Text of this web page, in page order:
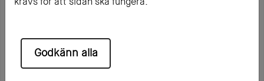
Fyll i ditt
Godkänn alla